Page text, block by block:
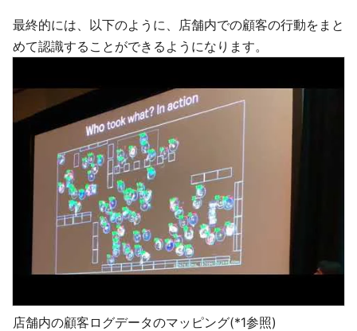
最終的には、以下のように、店舗内での顧客の行動をまと
めて認識することができるようになります。
店舗内の顧客ログデータのマッピング(*1参照)